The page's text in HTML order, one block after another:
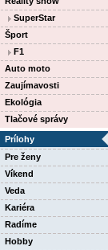
SuperStar
Šport
F1
Auto moto
Zaujímavosti
Ekológia
Tlačové správy
Prílohy
Pre ženy
Víkend
Veda
Kariéra
Radíme
Hobby